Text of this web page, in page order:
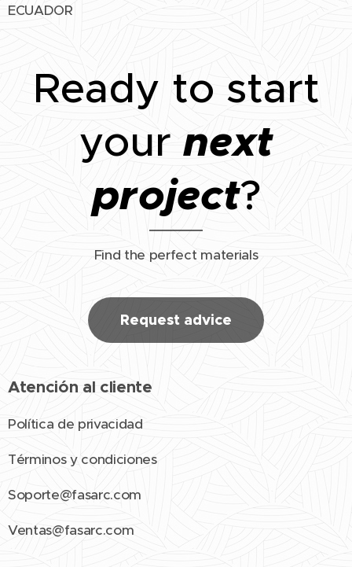
ECUADOR
Ready to start
your next
project?
Find the perfect materials
Request advice
Atención al cliente
Política de privacidad
Términos y condiciones
Soporte@fasarc.com
Ventas@fasarc.com